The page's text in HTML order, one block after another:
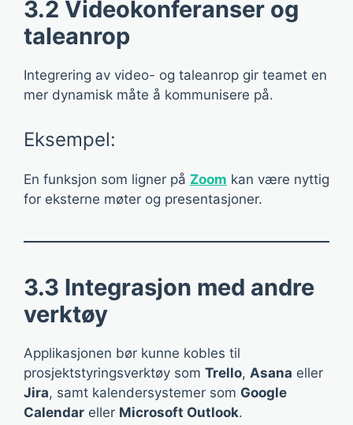
3.2 Videokonferanser og
taleanrop
Integrering av video- og taleanrop gir teamet en
mer dynamisk måte å kommunisere på.
Eksempel:
En funksjon som ligner på Zoom kan være nyttig
for eksterne møter og presentasjoner.
3.3 Integrasjon med andre
verktøy
Applikasjonen bør kunne kobles til
prosjektstyringsverktøy som Trello, Asana eller
Jira, samt kalendersystemer som Google
Calendar eller Microsoft Outlook.